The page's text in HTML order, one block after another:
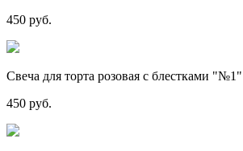
450 руб.
Свеча для торта розовая с блестками "№1"
450 руб.